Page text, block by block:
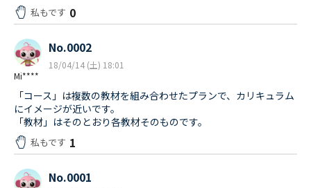
私もです 0
Mi****
No.0002
18/04/14 (土) 18:01
「コース」は複数の教材を組み合わせたプランで、カリキュラム
にイメージが近いです。
「教材」はそのとおり各教材そのものです。
私もです 1
No.0001